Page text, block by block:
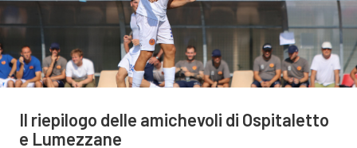
Il riepilogo delle amichevoli di Ospitaletto
e Lumezzane